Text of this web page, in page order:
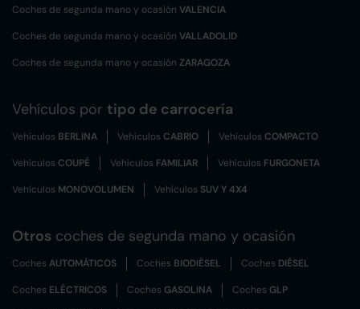
Coches de segunda mano y ocasión VALENCIA
Coches de segunda mano y ocasión VALLADOLID
Coches de segunda mano y ocasión ZARAGOZA
Vehículos por tipo de carrocería
Vehículos BERLINA VehículosCABRIO VehículosCOMPACTO
VehículosCOUPÉ Vehículos FAMILIAR Vehículos FURGONETA
Vehículos MONOVOLUMEN Vehículos SUV Y 4X4
Otros coches de segunda mano y ocasión
CochesAUTOMÁTICOS Coches BIODIÉSEL Coches DIÉSEL
Coches ELÉCTRICOS CochesGASOLINA CochesGLP